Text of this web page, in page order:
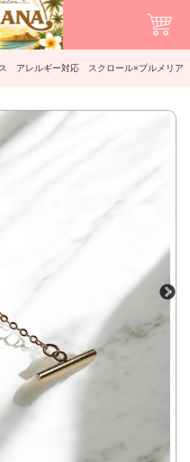
アレルギー対応 スクロール×プルメリア